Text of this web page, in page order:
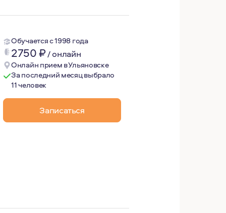
Обучается с 1998 года
2750₽/онлайн
Онлайн прием в Ульяновске
За последний месяц выбрало
11 человек
Записаться
и продолжаю его проходить. Потому что у